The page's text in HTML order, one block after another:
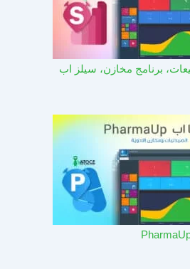
برنامج مخازن، سيلز اب